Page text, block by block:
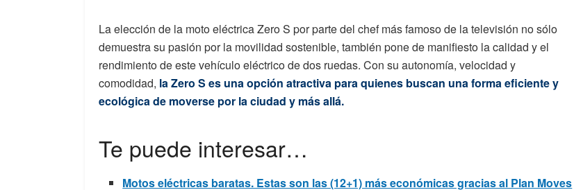
La elección de la moto eléctrica Zero S por parte del chef más famoso de la televisión no sólo
demuestra su pasión por la movilidad sostenible, también pone de manifiesto la calidad y el
rendimiento de este vehículo eléctrico de dos ruedas. Con su autonomía, velocidad y
comodidad, la Zero S es una opción atractiva para quienes buscan una forma eficiente y
ecológica de moverse por la ciudad y más allá.
Te puede interesar…
Motos eléctricas baratas. Estas son las (12+1) más económicas gracias al Plan Moves